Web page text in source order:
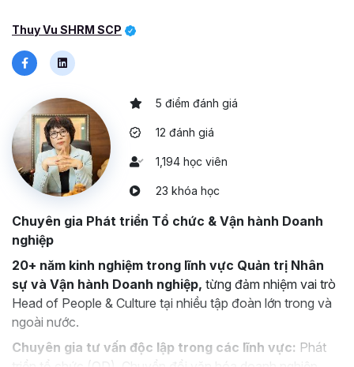
quyết địnhtrong môi trường nhiều biến số.
Biết cáchdẫn dắt sự thay đổi
chức tích cực và kết nối đa thế hệ.
Thuy Vu SHRM SCP
5 điểm đánh giá
12 đánh giá
1,194 học viên
23 khóa học
Chuyên gia Phát triển Tổ chức & Vận hành Doanh
nghiệp
20+ năm kinh nghiệm trong lĩnh vực Quản trị Nhân
sự và Vận hành Doanh nghiệp, từng đảm nhiệm vai trò
Head of People & Culture tại nhiều tập đoàn lớn trong và
ngoài nước.
Chuyên gia tư vấn độc lập trong các lĩnh vực: Phát